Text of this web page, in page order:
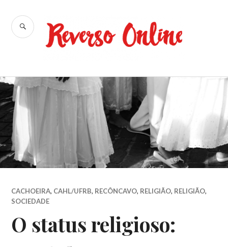
para
conteúdo
Reverso
BUSCA
CACHOEIRA, CAHL/UFRB, RECÔNCAVO, RELIGIÃO, RELIGIÃO,
SOCIEDADE
O status religioso: